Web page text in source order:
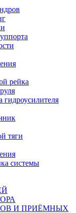
рейка
гидроусилителя
тяги
системы
И ПРИЁМНЫХ